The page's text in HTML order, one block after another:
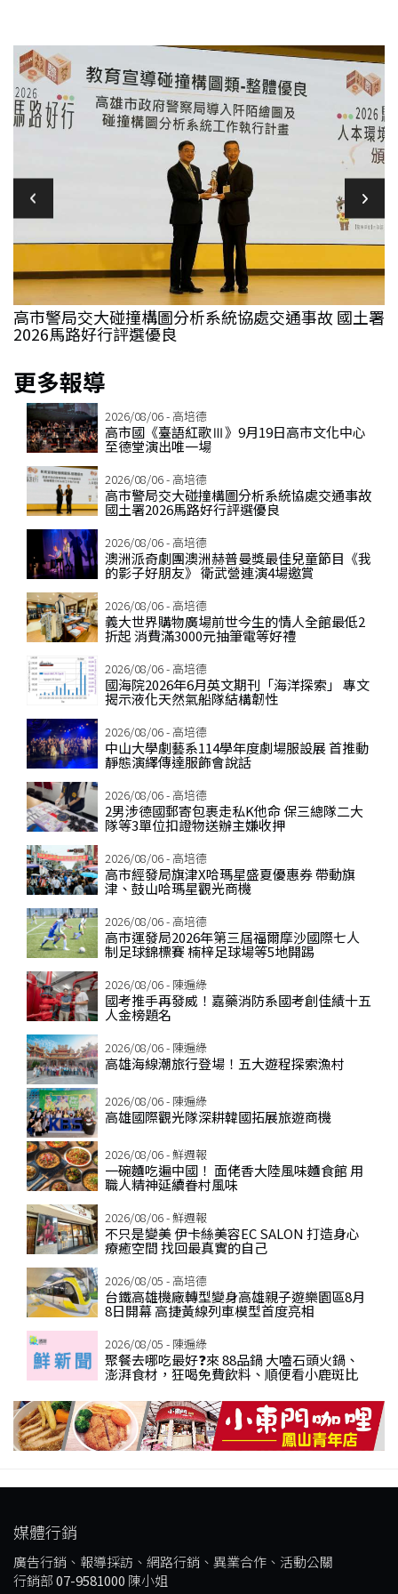
高市警局交大碰撞構圖分析系統協處交通事故 國土署
2026馬路好行評選優良
更多報導
2026/08/06 - 高培德
高市國《臺語紅歌Ⅲ》9月19日高市文化中心
至德堂演出唯一場
2026/08/06 - 高培德
高市警局交大碰撞構圖分析系統協處交通事故
國土署2026馬路好行評選優良
2026/08/06 - 高培德
澳洲派奇劇團澳洲赫普曼獎最佳兒童節目《我
的影子好朋友》 衛武營連演4場邀賞
2026/08/06 - 高培德
義大世界購物廣場前世今生的情人全館最低2
折起 消費滿3000元抽筆電等好禮
2026/08/06 - 高培德
國海院2026年6月英文期刊「海洋探索」 專文
揭示液化天然氣船隊結構韌性
2026/08/06 - 高培德
中山大學劇藝系114學年度劇場服設展 首推動
靜態演繹傳達服飾會說話
2026/08/06 - 高培德
2男涉德國郵寄包裹走私K他命 保三總隊二大
隊等3單位扣證物送辦主嫌收押
2026/08/06 - 高培德
高市經發局旗津X哈瑪星盛夏優惠券 帶動旗
津、鼓山哈瑪星觀光商機
2026/08/06 - 高培德
高市運發局2026年第三屆福爾摩沙國際七人
制足球錦標賽 楠梓足球場等5地開踢
2026/08/06 - 陳遍綠
國考推手再發威！嘉藥消防系國考創佳績十五
人金榜題名
2026/08/06 - 陳遍綠
高雄海線潮旅行登場！五大遊程探索漁村
2026/08/06 - 陳遍綠
高雄國際觀光隊深耕韓國拓展旅遊商機
2026/08/06 - 鮮週報
一碗麵吃遍中國！ 面佬香大陸風味麵食館 用
職人精神延續眷村風味
2026/08/06 - 鮮週報
不只是變美 伊卡絲美容EC SALON 打造身心
療癒空間 找回最真實的自己
2026/08/05 - 高培德
台鐵高雄機廠轉型變身高雄親子遊樂園區8月
8日開幕 高捷黃線列車模型首度亮相
2026/08/05 - 陳遍綠
聚餐去哪吃最好❓來 88品鍋 大嗑石頭火鍋、
澎湃食材，狂喝免費飲料、順便看小鹿斑比
媒體行銷
廣告行銷、報導採訪、網路行銷、異業合作、活動公關
行銷部07-9581000 陳小姐